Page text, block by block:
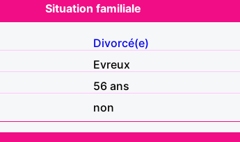
Situation familiale
Divorcé(e)
Evreux
56 ans
non